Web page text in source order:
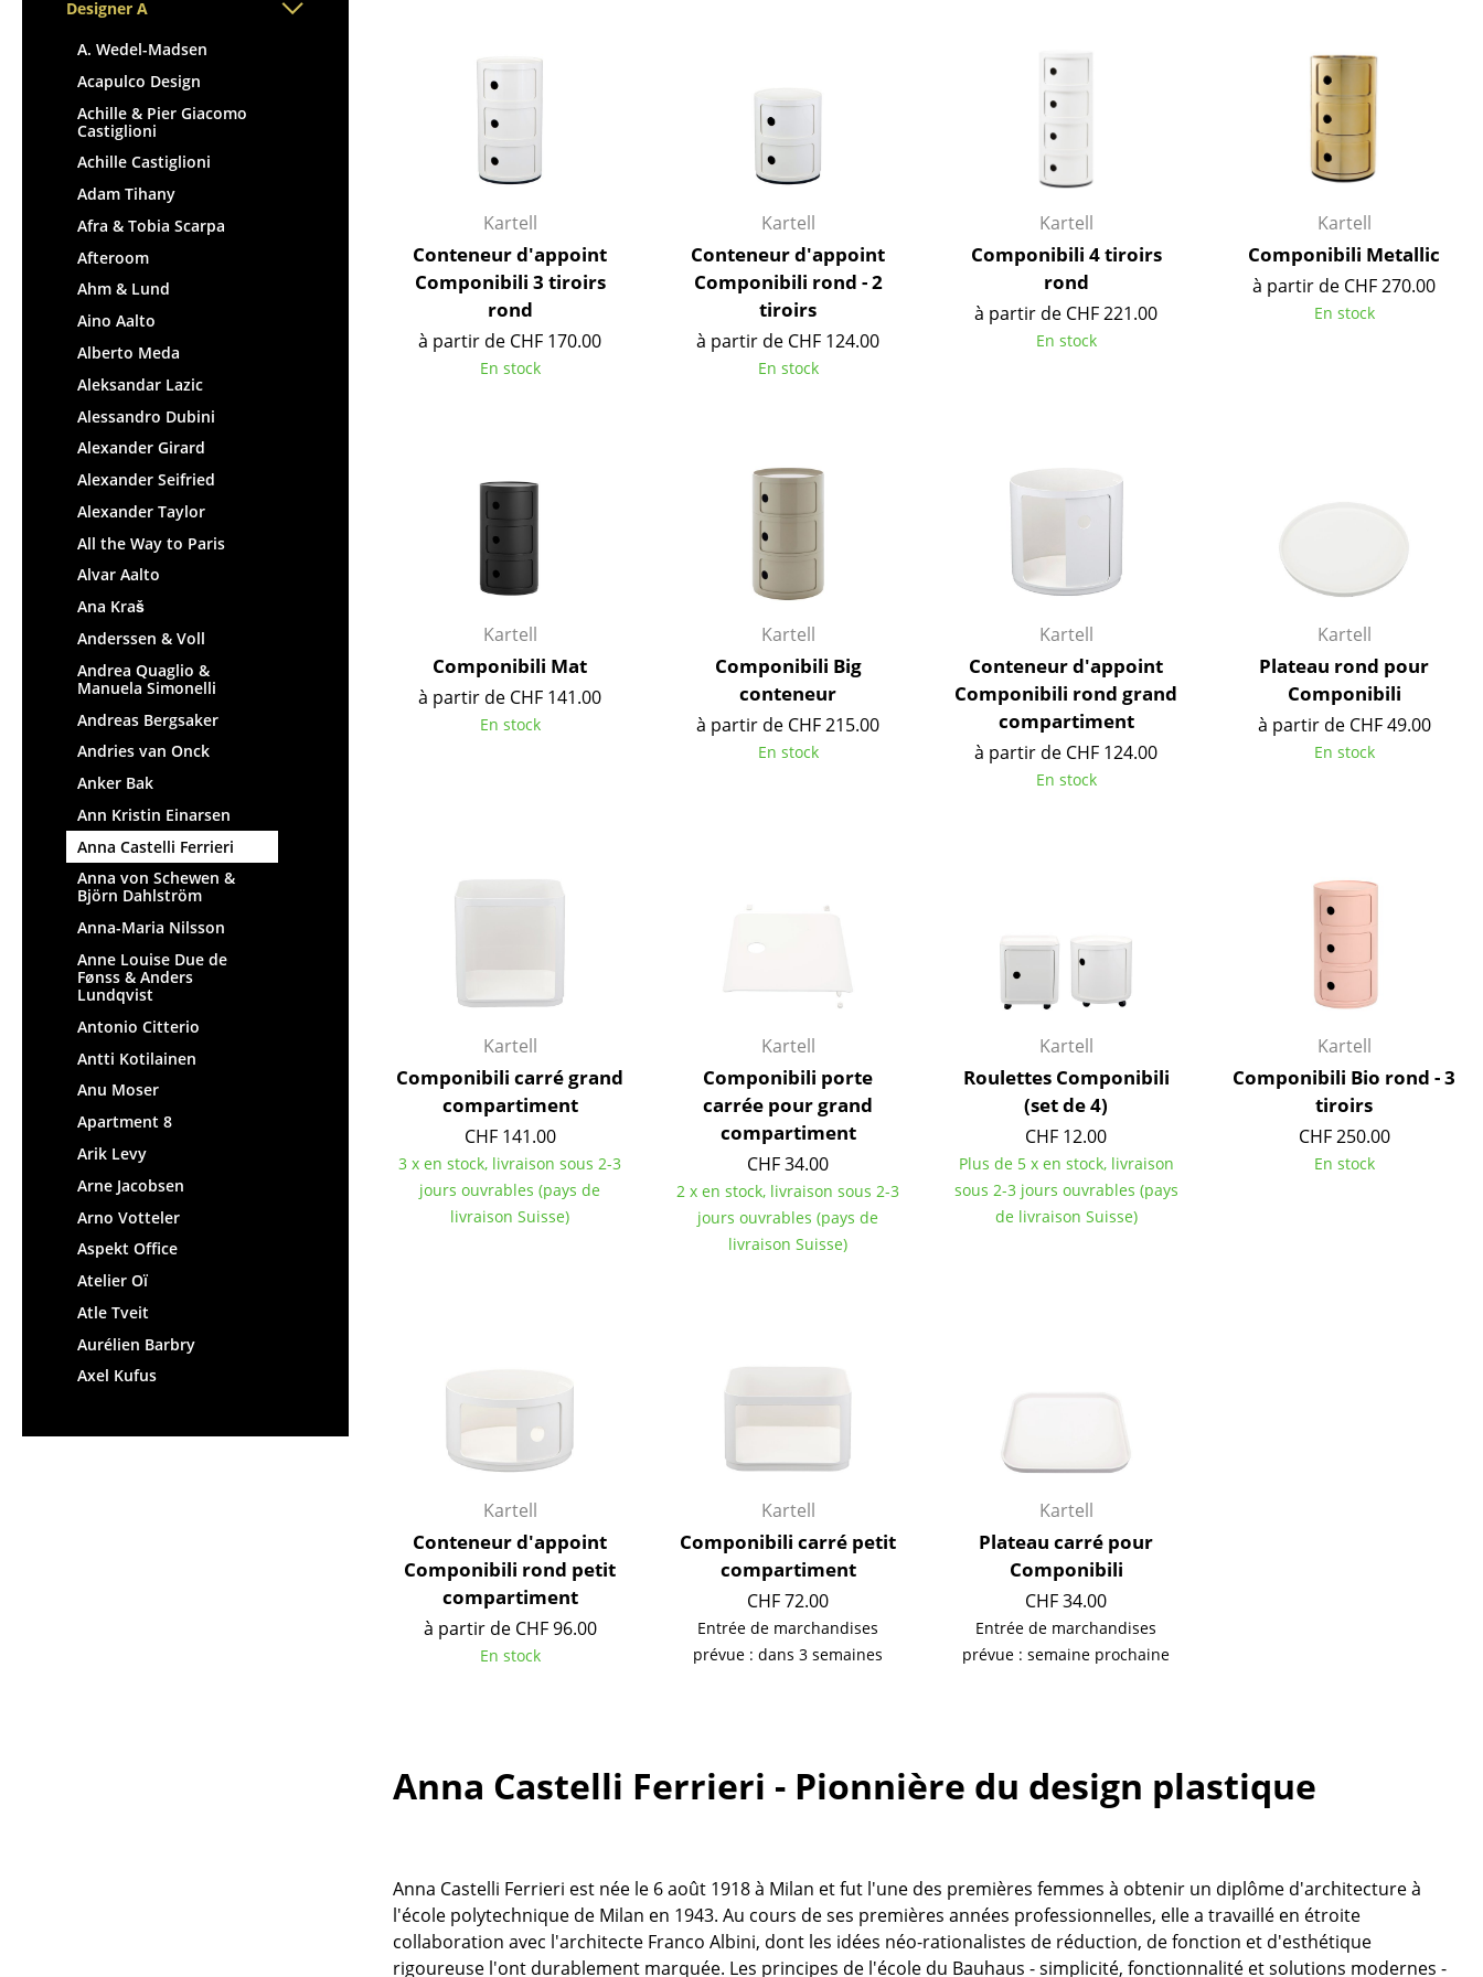
Chaises et Tabourets de
Tabourets
Bancs & Chaises longues
Poufs poires
Chaises de jardin
Pièces détachées
... voir tous les sièges
Tables hautes & Pupitres
... voir tous les rangements
Configurateur USM Haller
Accessoires
Horloges
Miroirs
Figurines & Miniatures
Plateaux
Accessoires de bureau
Boîtes de rangement
Couvertures
Rideaux
... voir tous les
accessoires
Chambre enfant
Salle de Bain
Jardin & Balcon
Bureau de direction
Accueil & Réception
Travailler en sécurité
Marques
Louis Poulsen
Muuto
Nils Holger Moormann
Thonet
USM Haller
Vitra
Designers
Alvar Aalto
Egon Eiermann
Eileen Gray
Jean Prouvé
Le Corbusier
Marcel Breuer
Philippe Starck
Ronan & Erwan Bouroullec
... tous les designers A-Z
L’original
Nouveauté smow
Les femmes dans le design
Design scandinave
Design italien
Design durable
Matériaux naturels
Designer A
A. Wedel-Madsen
Acapulco Design
Achille & Pier Giacomo
Castiglioni
Achille Castiglioni
Adam Tihany
Afra & Tobia Scarpa
Afteroom
Ahm & Lund
Aino Aalto
Alberto Meda
Aleksandar Lazic
Alessandro Dubini
Alexander Girard
Alexander Seifried
Alexander Taylor
All the Way to Paris
Alvar Aalto
Ana Kraš
Anderssen & Voll
Andrea Quaglio &
Manuela Simonelli
Andreas Bergsaker
Andries van Onck
Anker Bak
Ann Kristin Einarsen
Anna Castelli Ferrieri
Anna von Schewen &
Björn Dahlström
Anna-Maria Nilsson
Anne Louise Due de
Fønss & Anders
Lundqvist
Antonio Citterio
Antti Kotilainen
Anu Moser
Apartment 8
Arik Levy
Arne Jacobsen
Arno Votteler
Aspekt Office
Atelier Oï
Atle Tveit
Aurélien Barbry
Axel Kufus
Kartell
Conteneur d'appoint
Componibili 3 tiroirs
rond
à partir de CHF 170.00
En stock
Kartell
Conteneur d'appoint
Componibili rond - 2
tiroirs
à partir de CHF 124.00
En stock
Kartell
Componibili 4 tiroirs
rond
à partir de CHF 221.00
En stock
Kartell
Componibili Metallic
à partir de CHF 270.00
En stock
Kartell
Componibili Mat
à partir de CHF 141.00
En stock
Kartell
Componibili Big
conteneur
à partir de CHF 215.00
En stock
Kartell
Conteneur d'appoint
Componibili rond grand
compartiment
à partir de CHF 124.00
En stock
Kartell
Plateau rond pour
Componibili
à partir de CHF 49.00
En stock
Kartell
Componibili carré grand
compartiment
CHF 141.00
3 x en stock, livraison sous 2-3
jours ouvrables (pays de
livraison Suisse)
Kartell
Componibili porte
carrée pour grand
compartiment
CHF 34.00
2 x en stock, livraison sous 2-3
jours ouvrables (pays de
livraison Suisse)
Kartell
Roulettes Componibili
(set de 4)
CHF 12.00
Plus de 5 x en stock, livraison
sous 2-3 jours ouvrables (pays
de livraison Suisse)
Kartell
Componibili Bio rond - 3
tiroirs
CHF 250.00
En stock
Kartell
Conteneur d'appoint
Componibili rond petit
compartiment
à partir de CHF 96.00
En stock
Kartell
Componibili carré petit
compartiment
CHF 72.00
Entrée de marchandises
prévue : dans 3 semaines
Kartell
Plateau carré pour
Componibili
CHF 34.00
Entrée de marchandises
prévue : semaine prochaine
Anna Castelli Ferrieri - Pionnière du design plastique
Anna Castelli Ferrieri est née le 6 août 1918 à Milan et fut l'une des premières femmes à obtenir un diplôme d'architecture à
l'école polytechnique de Milan en 1943. Au cours de ses premières années professionnelles, elle a travaillé en étroite
collaboration avec l'architecte Franco Albini, dont les idées néo-rationalistes de réduction, de fonction et d'esthétique
rigoureuse l'ont durablement marquée. Les principes de l'école du Bauhaus - simplicité, fonctionnalité et solutions modernes -